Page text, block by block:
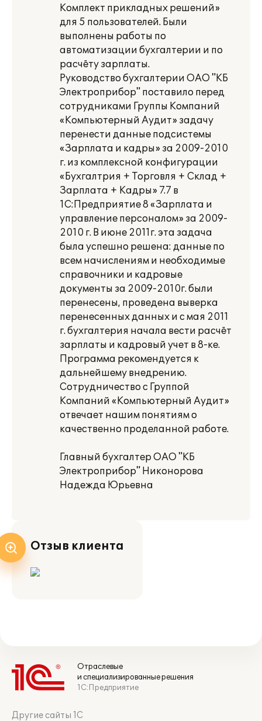
Комплект прикладных решений»
для 5 пользователей. Были
выполнены работы по
автоматизации бухгалтерии и по
расчёту зарплаты.
Руководство бухгалтерии ОАО "КБ
Электроприбор" поставило перед
сотрудниками Группы Компаний
«Компьютерный Аудит» задачу
перенести данные подсистемы
«Зарплата и кадры» за 2009-2010
г. из комплексной конфигурации
«Бухгалтрия + Торговля + Склад +
Зарплата + Кадры» 7.7 в
1С:Предприятие 8 «Зарплата и
управление персоналом» за 2009-
2010 г. В июне 2011г. эта задача
была успешно решена: данные по
всем начислениям и необходимые
справочники и кадровые
документы за 2009-2010г. были
перенесены, проведена выверка
перенесенных данных и с мая 2011
г. бухгалтерия начала вести расчёт
зарплаты и кадровый учет в 8-ке.
Программа рекомендуется к
дальнейшему внедрению.
Сотрудничество с Группой
Компаний «Компьютерный Аудит»
отвечает нашим понятиям о
качественно проделанной работе.
Главный бухгалтер ОАО "КБ
Электроприбор" Никонорова
Надежда Юрьевна
Отзыв клиента
Отраслевые
и специализированные решения
1С:Предприятие
Другие сайты 1С